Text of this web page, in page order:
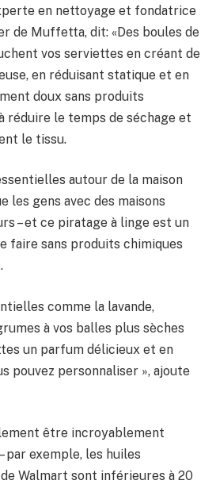
en nettoyage et fondatrice
de Muffetta, dit: «Des boules de
vos serviettes en créant de
en réduisant statique et en
doux sans produits
réduire le temps de séchage et
le tissu.
autour de la maison
les gens avec des maisons
– et ce piratage à linge est un
faire sans produits chimiques
comme la lavande,
à vos balles plus sèches
un parfum délicieux et en
pouvez personnaliser », ajoute
être incroyablement
par exemple, les huiles
Walmart sont inférieures à 20